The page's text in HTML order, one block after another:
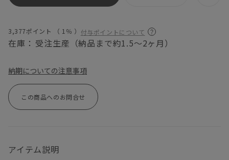
3,377ポイント （ 1％ ） 付与ポイントについて
在庫： 受注生産（納品まで約1.5～2ヶ月）
納期についての注意事項
この商品へのお問合せ
アイテム説明